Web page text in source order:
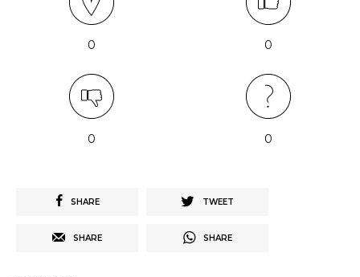
0 0
0 0
SHARE TWEET
SHARE SHARE